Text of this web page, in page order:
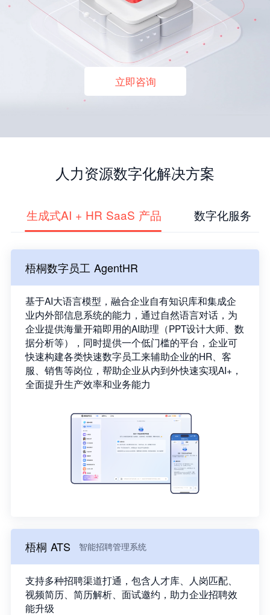
立即咨询
人力资源数字化解决方案
生成式AI + HR SaaS 产品 数字化服务
梧桐数字员工 AgentHR
基于AI大语言模型，融合企业自有知识库和集成企
业内外部信息系统的能力，通过自然语言对话，为
企业提供海量开箱即用的AI助理（PPT设计大师、数
据分析等），同时提供一个低门槛的平台，企业可
快速构建各类快速数字员工来辅助企业的HR、客
服、销售等岗位，帮助企业从内到外快速实现AI+，
全面提升生产效率和业务能力
梧桐 ATS 智能招聘管理系统
支持多种招聘渠道打通，包含人才库、人岗匹配、
视频简历、简历解析、面试邀约，助力企业招聘效
能升级